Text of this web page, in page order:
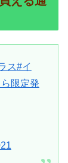
ス#イ
限定発